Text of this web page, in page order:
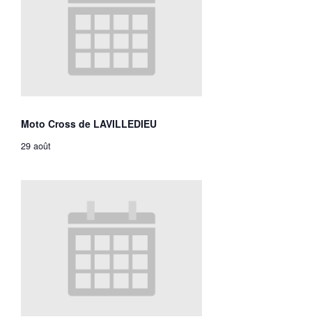
Moto Cross de LAVILLEDIEU
29 août